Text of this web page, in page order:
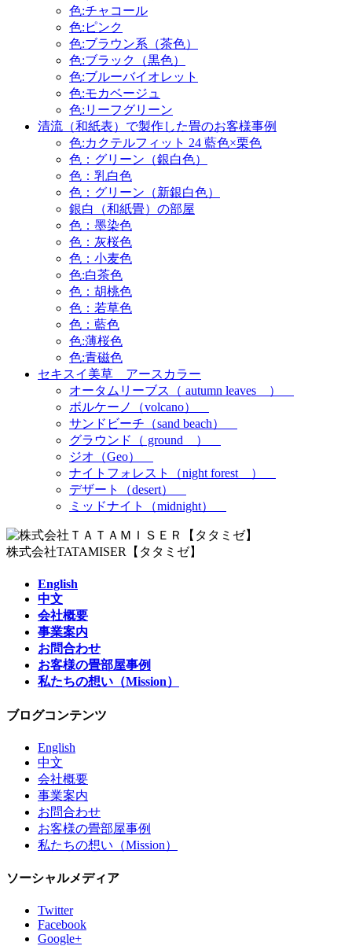
色:チャコール
色:ピンク
色:ブラウン系（茶色）
色:ブラック（黒色）
色:ブルーバイオレット
色:モカベージュ
色:リーフグリーン
清流（和紙表）で製作した畳のお客様事例
色:カクテルフィット 24 藍色×栗色
色：グリーン（銀白色）
色：乳白色
色：グリーン（新銀白色）
銀白（和紙畳）の部屋
色：墨染色
色：灰桜色
色：小麦色
色:白茶色
色：胡桃色
色：若草色
色：藍色
色:薄桜色
色:青磁色
セキスイ美草 アースカラー
オータムリーブス（ autumn leaves ）
ボルケーノ（volcano）
サンドビーチ（sand beach）
グラウンド（ ground ）
ジオ（Geo）
ナイトフォレスト（night forest ）
デザート（desert）
ミッドナイト（midnight）
株式会社TATAMISER【タタミゼ】
English
中文
会社概要
事業案内
お問合わせ
お客様の畳部屋事例
私たちの想い（Mission）
ブログコンテンツ
English
中文
会社概要
事業案内
お問合わせ
お客様の畳部屋事例
私たちの想い（Mission）
ソーシャルメディア
Twitter
Facebook
Google+